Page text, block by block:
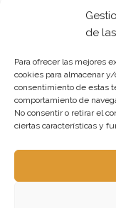
de
Para ofrecer las mejores
cookies para almacenar
consentimiento de estas
comportamiento de
No consentir o retirar el
ciertas características y